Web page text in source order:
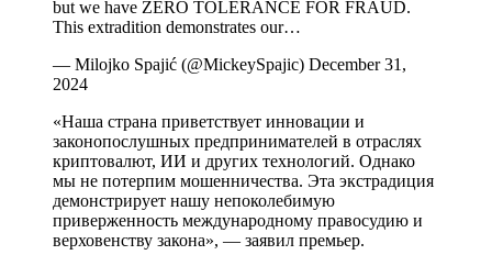
but we have ZERO TOLERANCE FOR FRAUD.
This extradition demonstrates our…
— Milojko Spajić (@MickeySpajic) December 31,
2024
«Наша страна приветствует инновации и
законопослушных предпринимателей в отраслях
криптовалют, ИИ и других технологий. Однако
мы не потерпим мошенничества. Эта экстрадиция
демонстрирует нашу непоколебимую
приверженность международному правосудию и
верховенству закона», — заявил премьер.